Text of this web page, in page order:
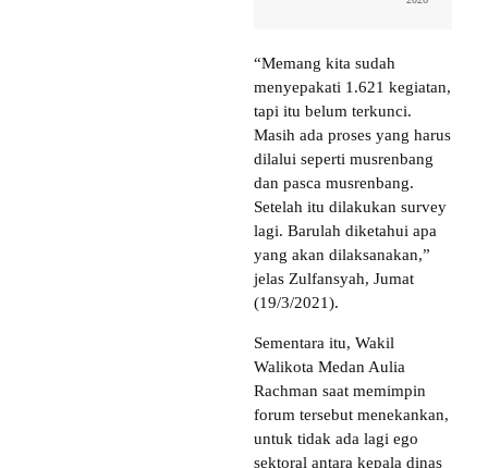
“Memang kita sudah
menyepakati 1.621 kegiatan,
tapi itu belum terkunci.
Masih ada proses yang harus
dilalui seperti musrenbang
dan pasca musrenbang.
Setelah itu dilakukan survey
lagi. Barulah diketahui apa
yang akan dilaksanakan,”
jelas Zulfansyah, Jumat
(19/3/2021).
Sementara itu, Wakil
Walikota Medan Aulia
Rachman saat memimpin
forum tersebut menekankan,
untuk tidak ada lagi ego
sektoral antara kepala dinas